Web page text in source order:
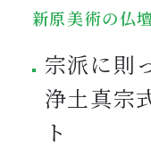
新原美術の仏
宗派に則
浄土真宗
ト